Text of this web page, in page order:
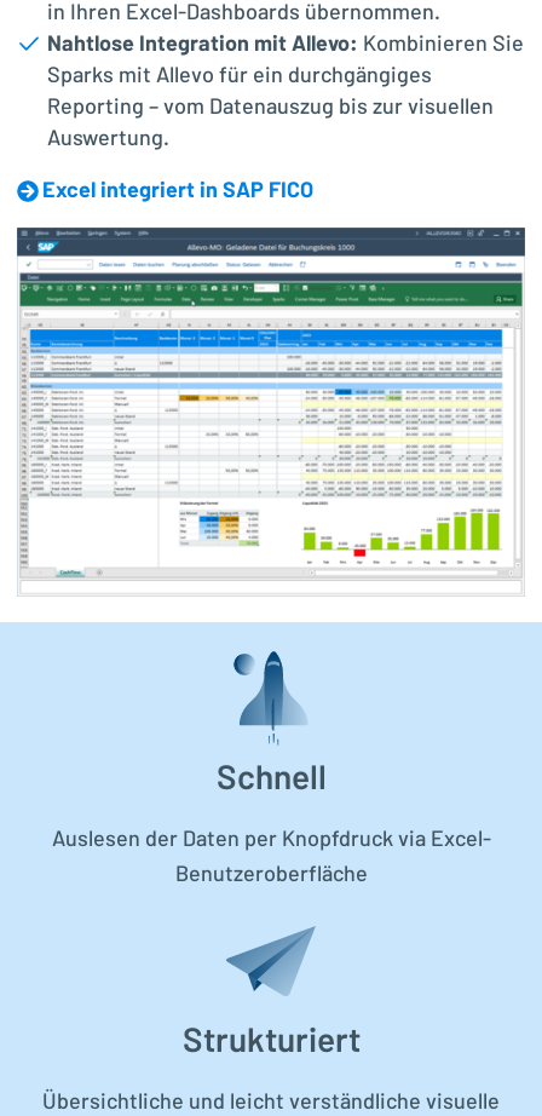
in Ihren Excel-Dashboards übernommen.
Nahtlose Integration mit Allevo: Kombinieren Sie
Sparks mit Allevo für ein durchgängiges
Reporting – vom Datenauszug bis zur visuellen
Auswertung.
Excel integriert in SAP FICO
Schnell
Auslesen der Daten per Knopfdruck via Excel-
Benutzeroberfläche
Strukturiert
Übersichtliche und leicht verständliche visuelle